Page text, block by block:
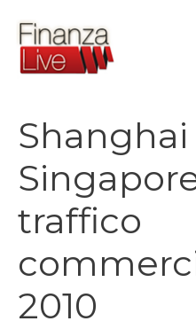
contenuto
Shanghai
traffico
2010